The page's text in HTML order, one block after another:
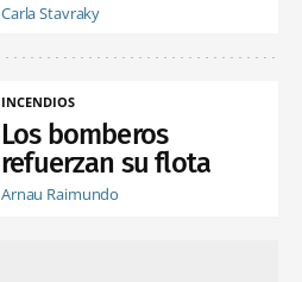
Carla Stavraky
INCENDIOS
Los bomberos
refuerzan su flota
Arnau Raimundo